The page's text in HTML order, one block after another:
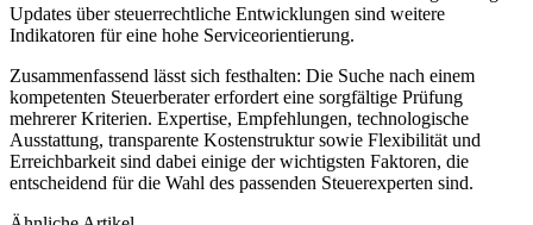
Updates über steuerrechtliche Entwicklungen sind weitere
Indikatoren für eine hohe Serviceorientierung.
Zusammenfassend lässt sich festhalten: Die Suche nach einem
kompetenten Steuerberater erfordert eine sorgfältige Prüfung
mehrerer Kriterien. Expertise, Empfehlungen, technologische
Ausstattung, transparente Kostenstruktur sowie Flexibilität und
Erreichbarkeit sind dabei einige der wichtigsten Faktoren, die
entscheidend für die Wahl des passenden Steuerexperten sind.